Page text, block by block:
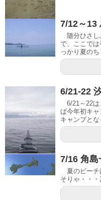
7/12～13
随分ひさし
で、ここで
っかり夏のち
6/21-22
6/21～22は
ば今年初キ
キャンプとな
7/16 角島
夏のビーチ
そりゃ・・・